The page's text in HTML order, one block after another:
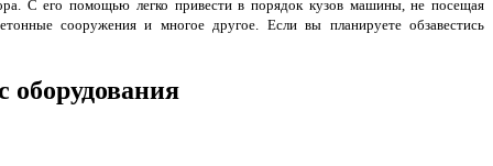
С его помощью легко привести в порядок кузов машины, не посещая
сооружения и многое другое. Если вы планируете обзавестись
оборудования